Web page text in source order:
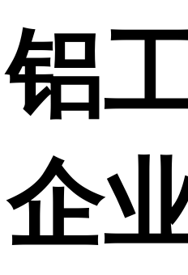
铝
企